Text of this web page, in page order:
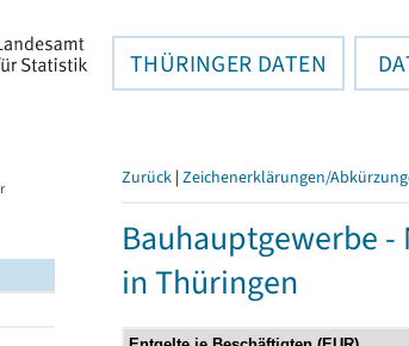
THÜRINGER DATEN
Zurück | Zeichenerklärungen/
Bauhauptgewerbe -
in Thüringen